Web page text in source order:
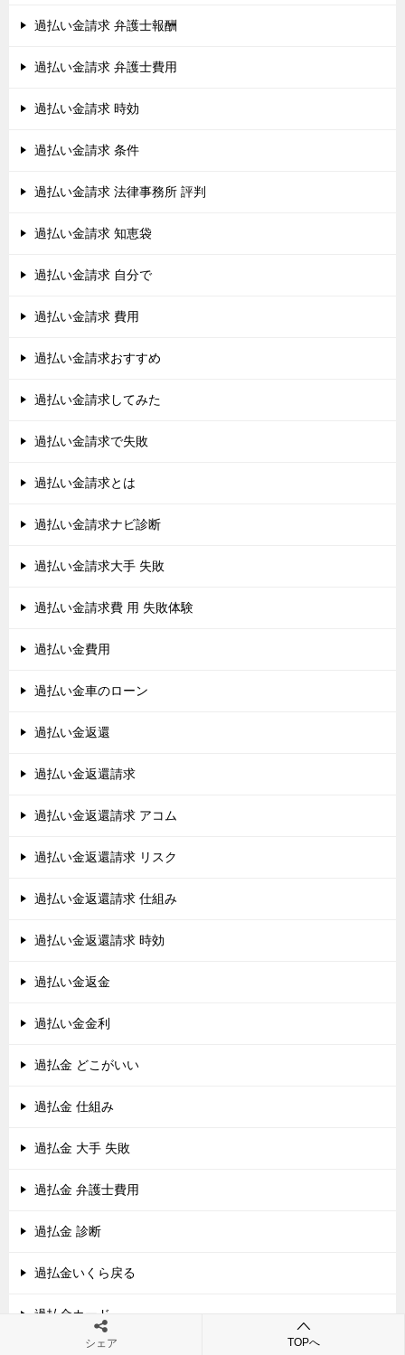
過払い金請求 弁護士報酬
過払い金請求 弁護士費用
過払い金請求 時効
過払い金請求 条件
過払い金請求 法律事務所 評判
過払い金請求 知恵袋
過払い金請求 自分で
過払い金請求 費用
過払い金請求おすすめ
過払い金請求してみた
過払い金請求で失敗
過払い金請求とは
過払い金請求ナビ診断
過払い金請求大手 失敗
過払い金請求費 用 失敗体験
過払い金費用
過払い金車のローン
過払い金返還
過払い金返還請求
過払い金返還請求 アコム
過払い金返還請求 リスク
過払い金返還請求 仕組み
過払い金返還請求 時効
過払い金返金
過払い金金利
過払金 どこがいい
過払金 仕組み
過払金 大手 失敗
過払金 弁護士費用
過払金 診断
過払金いくら戻る
過払金カード
シェア TOPへ